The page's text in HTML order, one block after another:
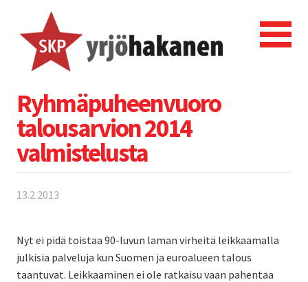
Ryhmäpuheenvuoro
talousarvion 2014
valmistelusta
13.2.2013
Nyt ei pidä toistaa 90-luvun laman virheitä leikkaamalla
julkisia palveluja kun Suomen ja euroalueen talous
taantuvat. Leikkaaminen ei ole ratkaisu vaan pahentaa